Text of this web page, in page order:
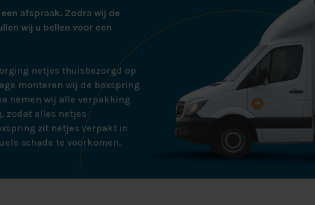
5cm. Daarbij beschikt de topper over een dubbeldoek
De hoes van het topmatras is chemisch wasbaar bij de stomerij.
1000 Boxspring beschikt over harde houten boxen. Deze boxen
uiterst comfortabele ondergrond. Dit zorgt ervoor dat u stabieler
klachten krijgt. Zo bent u ook met de houten boxen verzekerd
Bij harde houten boxen bent u ervan verzekerd dat u langdurig
kunt genieten. Zij verliezen hun veerkracht namelijk niet, en
afspraak. Zodra wij de
wij u bellen voor een
netjes thuisbezorgd op
monteren wij de boxspring
nemen wij alle verpakking
zodat alles netjes
zit netjes verpakt in
schade te voorkomen.